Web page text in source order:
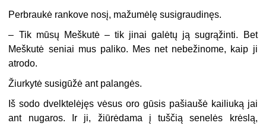
Perbraukė rankove nosį, mažumėlę susigraudinęs.
– Tik mūsų Meškutė – tik jinai galėtų ją sugrąžinti. Bet
Meškutė seniai mus paliko. Mes net nebežinome, kaip ji
atrodo.
Žiurkytė susigūžė ant palangės.
Iš sodo dvelktelėjęs vėsus oro gūsis pašiaušė kailiuką jai
ant nugaros. Ir ji, žiūrėdama į tuščią senelės krėslą,